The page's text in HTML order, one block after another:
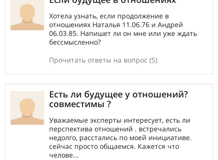
Хотела узнать, если продолжение в
отношениях Наталья 11.06.76 и Андрей
06.03.85. Напишет ли он мне или уже ждать
бессмысленно?
Прочитать ответы на вопрос (5)
Есть ли будущее у отношений?
совместимы ?
Уважаемые эксперты интересует, есть ли
перспектива отношений . встречались
недолго, расстались по моей инициативе.
сейчас просто общаемся. Кажется что
челове...